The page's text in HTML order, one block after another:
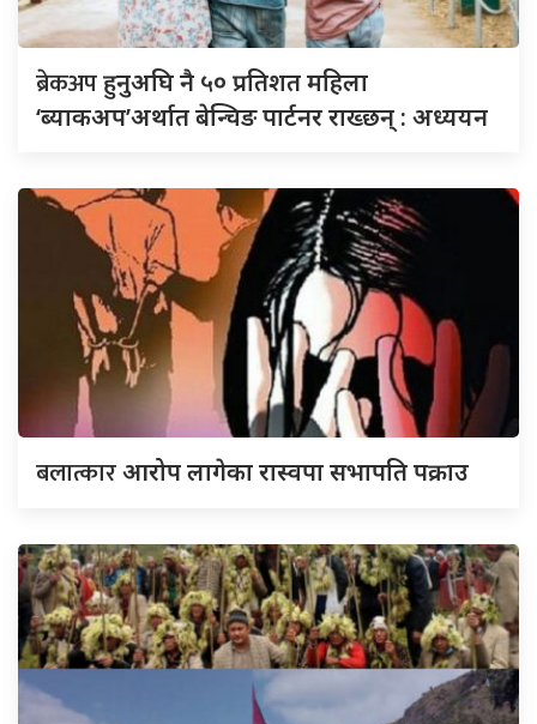
ब्रेकअपहुनुअघि नै ५० प्रतिशत महिला
‘ब्याकअप’अर्थात बेन्चिङ पार्टनर राख्छन् : अध्ययन
बलात्कारआरोप लागेका रास्वपा सभापति पक्राउ